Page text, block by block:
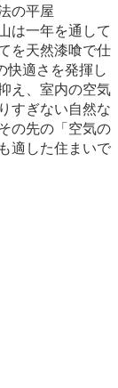
の平屋
は一年を通して
を天然漆喰で仕
快適さを発揮し
え、室内の空気
すぎない自然な
の先の「空気の
適した住まいで